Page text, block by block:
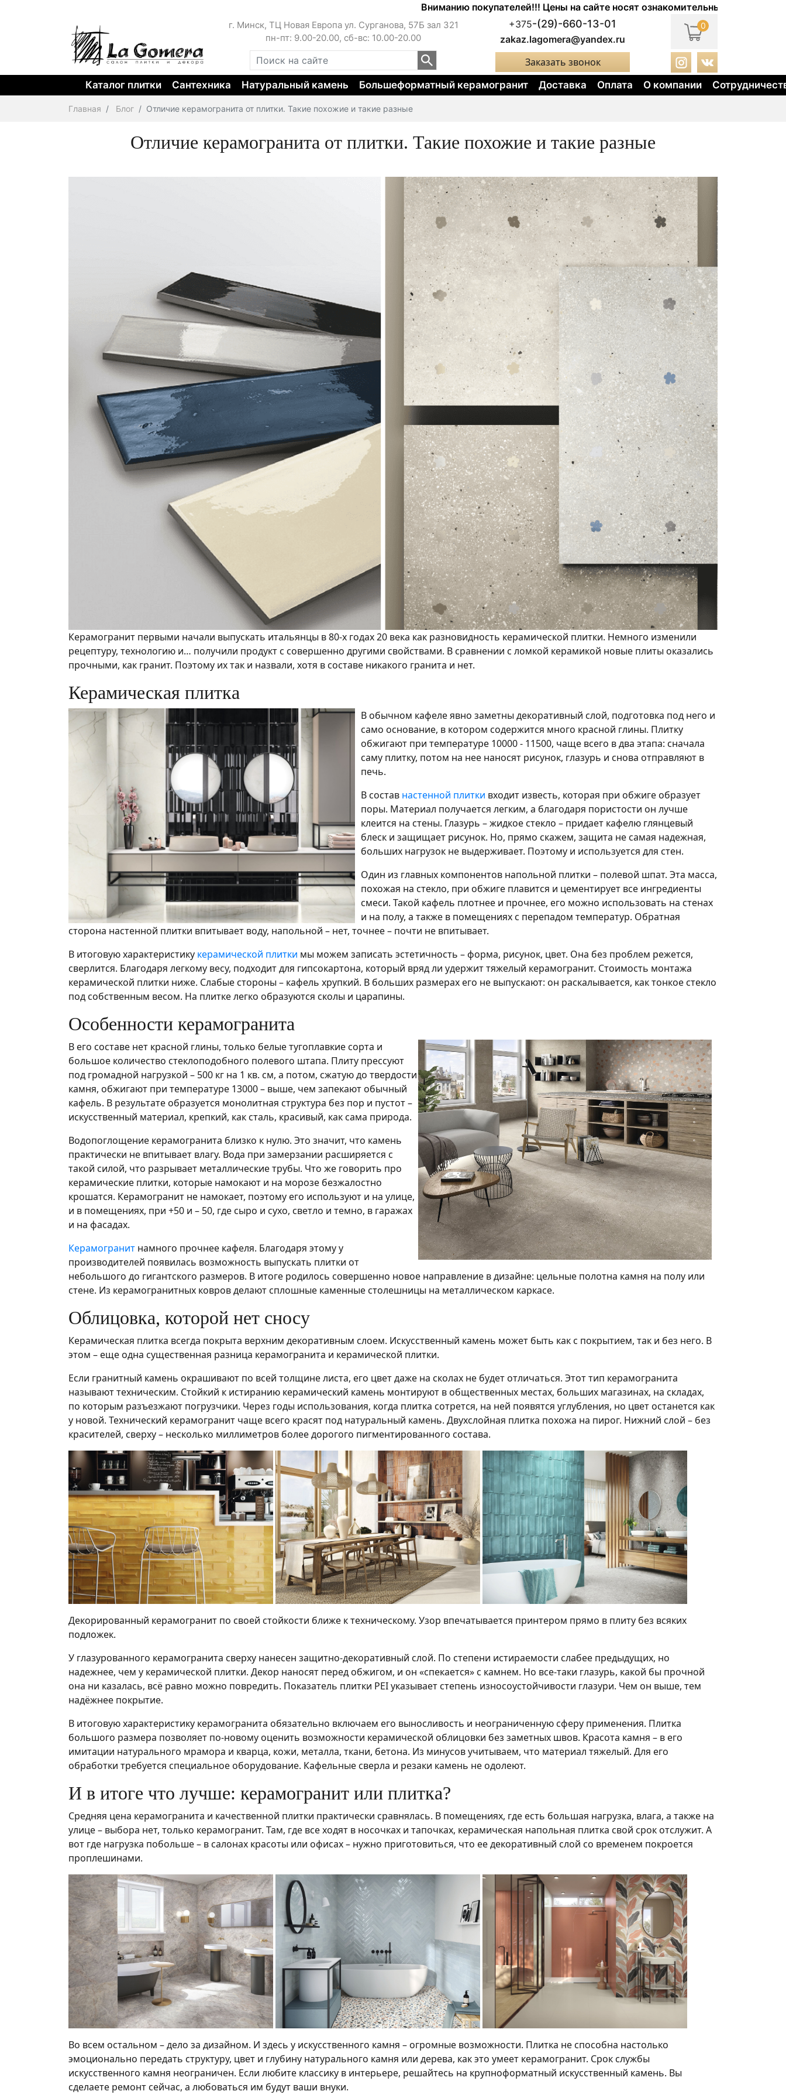
Вниманию покупателей!!! Цены на сайте носят ознакомительный характер. Актуальные
г. Минск, ТЦ Новая Европа ул. Сурганова, 57Б зал 321
пн-пт: 9.00-20.00, сб-вс: 10.00-20.00
+375-(29)-660-13-01
zakaz.lagomera@yandex.ru
Заказать звонок
0
Каталог плитки Сантехника Натуральный камень Большеформатный керамогранит Доставка Оплата О компании
Главная Блог Отличие керамогранита от плитки. Такие похожие и такие разные
Отличие керамогранита от плитки. Такие похожие и такие разные
Керамогранит первыми начали выпускать итальянцы в 80-х годах 20 века как разновидность керамической плитки. Немного изменили
рецептуру, технологию и… получили продукт с совершенно другими свойствами. В сравнении с ломкой керамикой новые плиты оказались
прочными, как гранит. Поэтому их так и назвали, хотя в составе никакого гранита и нет.
Керамическая плитка
В обычном кафеле явно заметны декоративный слой, подготовка под него и
само основание, в котором содержится много красной глины. Плитку
обжигают при температуре 10000 - 11500, чаще всего в два этапа: сначала
саму плитку, потом на нее наносят рисунок, глазурь и снова отправляют в
печь.
В состав настенной плитки входит известь, которая при обжиге образует
поры. Материал получается легким, а благодаря пористости он лучше
клеится на стены. Глазурь – жидкое стекло – придает кафелю глянцевый
блеск и защищает рисунок. Но, прямо скажем, защита не самая надежная,
больших нагрузок не выдерживает. Поэтому и используется для стен.
Один из главных компонентов напольной плитки – полевой шпат. Эта масса,
похожая на стекло, при обжиге плавится и цементирует все ингредиенты
смеси. Такой кафель плотнее и прочнее, его можно использовать на стенах
и на полу, а также в помещениях с перепадом температур. Обратная
сторона настенной плитки впитывает воду, напольной – нет, точнее – почти не впитывает.
В итоговую характеристику керамической плитки мы можем записать эстетичность – форма, рисунок, цвет. Она без проблем режется,
сверлится. Благодаря легкому весу, подходит для гипсокартона, который вряд ли удержит тяжелый керамогранит. Стоимость монтажа
керамической плитки ниже. Слабые стороны – кафель хрупкий. В больших размерах его не выпускают: он раскалывается, как тонкое стекло
под собственным весом. На плитке легко образуются сколы и царапины.
Особенности керамогранита
В его составе нет красной глины, только белые тугоплавкие сорта и
большое количество стеклоподобного полевого штапа. Плиту прессуют
под громадной нагрузкой – 500 кг на 1 кв. см, а потом, сжатую до твердости
камня, обжигают при температуре 13000 – выше, чем запекают обычный
кафель. В результате образуется монолитная структура без пор и пустот –
искусственный материал, крепкий, как сталь, красивый, как сама природа.
Водопоглощение керамогранита близко к нулю. Это значит, что камень
практически не впитывает влагу. Вода при замерзании расширяется с
такой силой, что разрывает металлические трубы. Что же говорить про
керамические плитки, которые намокают и на морозе безжалостно
крошатся. Керамогранит не намокает, поэтому его используют и на улице,
и в помещениях, при +50 и – 50, где сыро и сухо, светло и темно, в гаражах
и на фасадах.
Керамогранит намного прочнее кафеля. Благодаря этому у
производителей появилась возможность выпускать плитки от
небольшого до гигантского размеров. В итоге родилось совершенно новое направление в дизайне: цельные полотна камня на полу или
стене. Из керамогранитных ковров делают сплошные каменные столешницы на металлическом каркасе.
Облицовка, которой нет сносу
Керамическая плитка всегда покрыта верхним декоративным слоем. Искусственный камень может быть как с покрытием, так и без него. В
этом – еще одна существенная разница керамогранита и керамической плитки.
Если гранитный камень окрашивают по всей толщине листа, его цвет даже на сколах не будет отличаться. Этот тип керамогранита
называют техническим. Стойкий к истиранию керамический камень монтируют в общественных местах, больших магазинах, на складах,
по которым разъезжают погрузчики. Через годы использования, когда плитка сотрется, на ней появятся углубления, но цвет останется как
у новой. Технический керамогранит чаще всего красят под натуральный камень. Двухслойная плитка похожа на пирог. Нижний слой – без
красителей, сверху – несколько миллиметров более дорогого пигментированного состава.
Декорированный керамогранит по своей стойкости ближе к техническому. Узор впечатывается принтером прямо в плиту без всяких
подложек.
У глазурованного керамогранита сверху нанесен защитно-декоративный слой. По степени истираемости слабее предыдущих, но
надежнее, чем у керамической плитки. Декор наносят перед обжигом, и он «спекается» с камнем. Но все-таки глазурь, какой бы прочной
она ни казалась, всё равно можно повредить. Показатель плитки PEI указывает степень износоустойчивости глазури. Чем он выше, тем
надёжнее покрытие.
В итоговую характеристику керамогранита обязательно включаем его выносливость и неограниченную сферу применения. Плитка
большого размера позволяет по-новому оценить возможности керамической облицовки без заметных швов. Красота камня – в его
имитации натурального мрамора и кварца, кожи, металла, ткани, бетона. Из минусов учитываем, что материал тяжелый. Для его
обработки требуется специальное оборудование. Кафельные сверла и резаки камень не одолеют.
И в итоге что лучше: керамогранит или плитка?
Средняя цена керамогранита и качественной плитки практически сравнялась. В помещениях, где есть большая нагрузка, влага, а также на
улице – выбора нет, только керамогранит. Там, где все ходят в носочках и тапочках, керамическая напольная плитка свой срок отслужит. А
вот где нагрузка побольше – в салонах красоты или офисах – нужно приготовиться, что ее декоративный слой со временем покроется
проплешинами.
Во всем остальном – дело за дизайном. И здесь у искусственного камня – огромные возможности. Плитка не способна настолько
эмоционально передать структуру, цвет и глубину натурального камня или дерева, как это умеет керамогранит. Срок службы
искусственного камня неограничен. Если любите классику в интерьере, решайтесь на крупноформатный искусственный камень. Вы
сделаете ремонт сейчас, а любоваться им будут ваши внуки.